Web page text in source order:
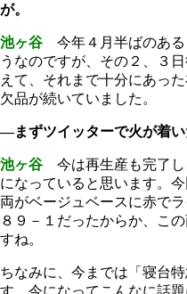
が。
池ヶ谷 今年４月半ばのある
うなのですが、その２、３
えて、それまで十分にあっ
欠品が続いていました。
―まずツイッターで火が着い
池ヶ谷 今は再生産も完了し
になっていると思います。
両がベージュベースに赤で
８９－１だったからか、こ
すね。
ちなみに、今までは「寝台
す。今になってこんなに話